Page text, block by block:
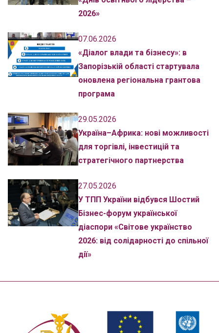
2026»
07.06.2026
«Діалог влади та бізнесу»: в
Запорізькій області стартувала
оновлена регіональна грантова
програма
29.05.2026
Україна–Африка: нові можливості
для торгівлі, інвестицій та
стратегічного партнерства
27.05.2026
У ТПП України відбувся Шостий
Бізнес-форум української
діаспори «Світове українство
2026: від солідарності до спільної
дії»